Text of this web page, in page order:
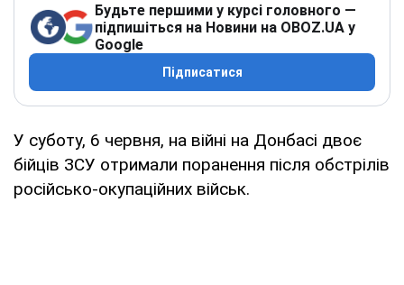
Будьте першими у курсі головного —
підпишіться на Новини на OBOZ.UA у
Google
Підписатися
У суботу, 6 червня, на війні на Донбасі двоє
бійців ЗСУ отримали поранення після обстрілів
російсько-окупаційних військ.